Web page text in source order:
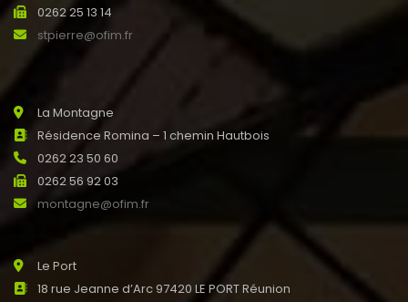
0262 25 13 14
stpierre@ofim.fr
La Montagne
Résidence Romina – 1 chemin Hautbois
0262 23 50 60
0262 56 92 03
montagne@ofim.fr
Le Port
18 rue Jeanne d’Arc 97420 LE PORT Réunion